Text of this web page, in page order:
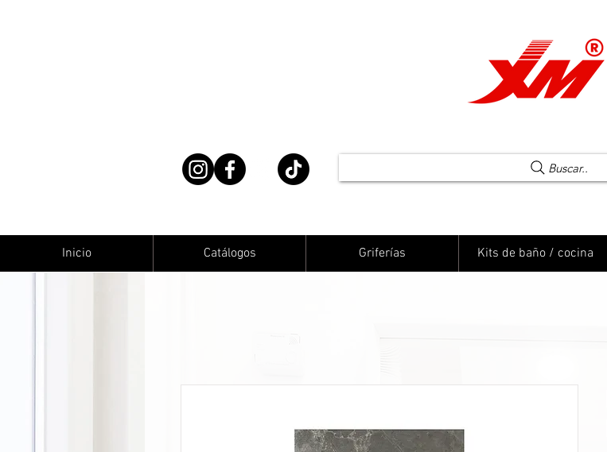
Buscar..
Inicio Catálogos Griferías Kits de baño / cocina